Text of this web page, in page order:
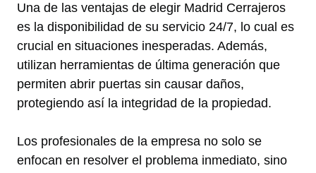
Una de las ventajas de elegir Madrid Cerrajeros
es la disponibilidad de su servicio 24/7, lo cual es
crucial en situaciones inesperadas. Además,
utilizan herramientas de última generación que
permiten abrir puertas sin causar daños,
protegiendo así la integridad de la propiedad.
Los profesionales de la empresa no solo se
enfocan en resolver el problema inmediato, sino